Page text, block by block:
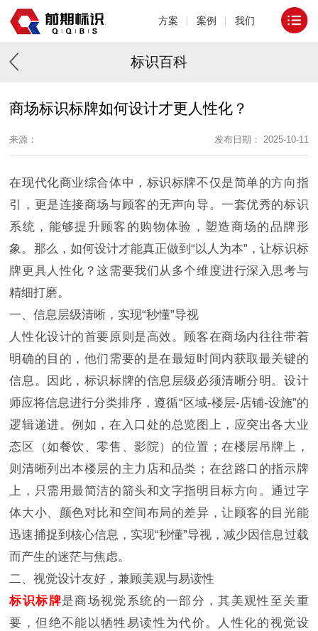
方案 案例 我们
标识百科
商场标识标牌如何设计才更人性化？
来源： 发布日期： 2025-10-11
在现代化商业综合体中，标识标牌不仅是简单的方向指
引，更是连接商场与顾客的无声向导。一套优秀的标识
系统，能够提升顾客的购物体验，塑造商场的品牌形
象。那么，如何设计才能真正做到“以人为本”，让标识标
牌更具人性化？这需要我们从多个维度进行深入思考与
精细打磨。
一、信息层级清晰，实现“秒懂”导视
人性化设计的首要原则是高效。顾客在商场内往往带着
明确的目的，他们需要的是在最短时间内获取最关键的
信息。因此，标识标牌的信息层级必须清晰分明。设计
师应将信息进行分类排序，遵循“区域-楼层-店铺-设施”的
逻辑递进。例如，在入口处的总览图上，应突出各大业
态区（如餐饮、零售、影院）的位置；在楼层吊牌上，
则清晰列出本楼层的主力店和品类；在岔路口的指示牌
上，只需用最简洁的箭头和文字指明目标方向。通过字
体大小、颜色对比和空间布局的差异，让顾客的目光能
迅速捕捉到核心信息，实现“秒懂”导视，减少因信息过载
而产生的迷茫与焦虑。
二、视觉设计友好，兼顾美观与易读性
标识标牌是商场视觉系统的一部分，其美观性至关重
要，但绝不能以牺牲易读性为代价。人性化的视觉设